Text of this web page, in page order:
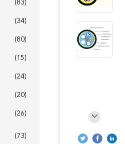
(83)
(34)
(80)
(15)
(24)
(20)
(26)
(73)